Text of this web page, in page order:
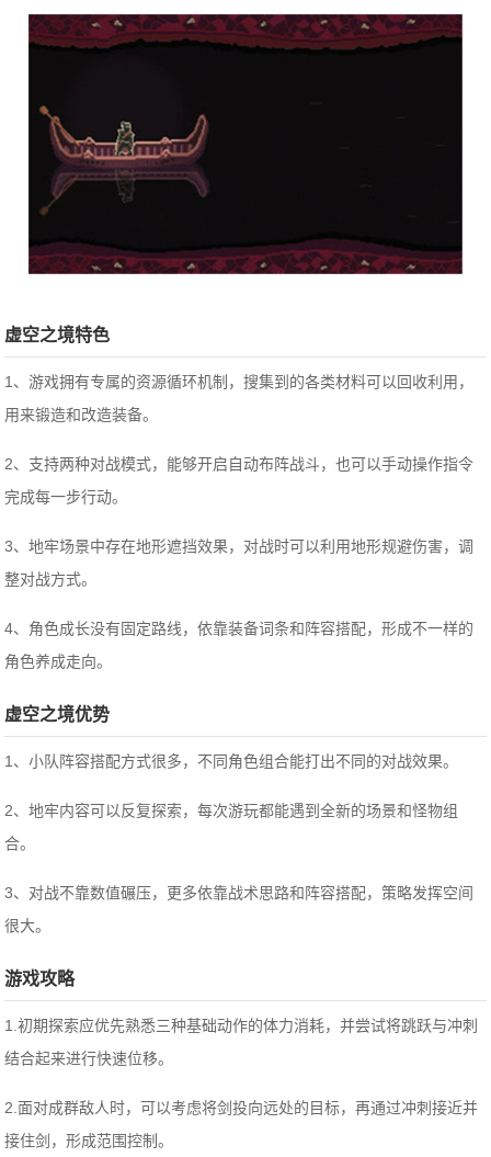
虚空之境特色
1、游戏拥有专属的资源循环机制，搜集到的各类材料可以回收利用，
用来锻造和改造装备。
2、支持两种对战模式，能够开启自动布阵战斗，也可以手动操作指令
完成每一步行动。
3、地牢场景中存在地形遮挡效果，对战时可以利用地形规避伤害，调
整对战方式。
4、角色成长没有固定路线，依靠装备词条和阵容搭配，形成不一样的
角色养成走向。
虚空之境优势
1、小队阵容搭配方式很多，不同角色组合能打出不同的对战效果。
2、地牢内容可以反复探索，每次游玩都能遇到全新的场景和怪物组
合。
3、对战不靠数值碾压，更多依靠战术思路和阵容搭配，策略发挥空间
很大。
游戏攻略
1.初期探索应优先熟悉三种基础动作的体力消耗，并尝试将跳跃与冲刺
结合起来进行快速位移。
2.面对成群敌人时，可以考虑将剑投向远处的目标，再通过冲刺接近并
接住剑，形成范围控制。